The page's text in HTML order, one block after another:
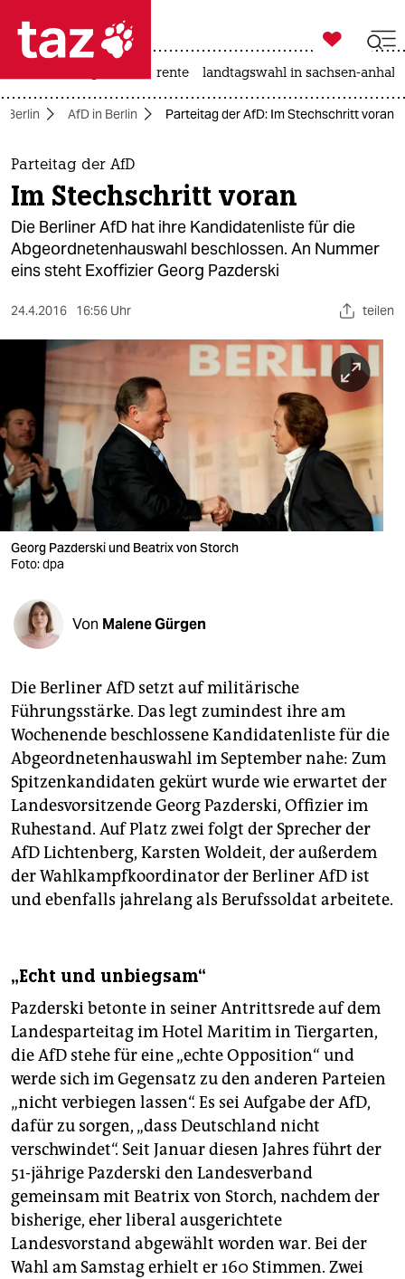
 taz zahl ich
taz zahl ich
themen
politik
öko
berlin
nord
wahrheit
verlag
verlag
veranstaltungen
shop
unterstützen
abo
genossenschaft
epaper login

taz zahl ich
rente landtagswahl in sachsen-anhalt
Berlin AfD in Berlin Parteitag der AfD: Im Stechschritt voran
Parteitag der AfD
Im Stechschritt voran
Die Berliner AfD hat ihre Kandidatenliste für die
Abgeordnetenhauswahl beschlossen. An Nummer
eins steht Exoffizier Georg Pazderski
24.4.2016 16:56 Uhr teilen
Georg Pazderski und Beatrix von Storch
Foto: dpa
Von Malene Gürgen
Die Berliner AfD setzt auf militärische
Führungsstärke. Das legt zumindest ihre am
Wochenende beschlossene Kandidatenliste für die
Abgeordnetenhauswahl im September nahe: Zum
Spitzenkandidaten gekürt wurde wie erwartet der
Landesvorsitzende Georg Pazderski, Offizier im
Ruhestand. Auf Platz zwei folgt der Sprecher der
AfD Lichtenberg, Karsten Woldeit, der außerdem
der Wahlkampfkoordinator der Berliner AfD ist
und ebenfalls jahrelang als Berufssoldat arbeitete.
„Echt und unbiegsam“
Pazderski betonte in seiner Antrittsrede auf dem
Landesparteitag im Hotel Maritim in Tiergarten,
die AfD stehe für eine „echte Opposition“ und
werde sich im Gegensatz zu den anderen Parteien
„nicht verbiegen lassen“. Es sei Aufgabe der AfD,
dafür zu sorgen, „dass Deutschland nicht
verschwindet“. Seit Januar diesen Jahres führt der
51-jährige Pazderski den Landesverband
gemeinsam mit Beatrix von Storch, nachdem der
bisherige, eher liberal ausgerichtete
Landesvorstand abgewählt worden war. Bei der
Wahl am Samstag erhielt er 160 Stimmen. Zwei